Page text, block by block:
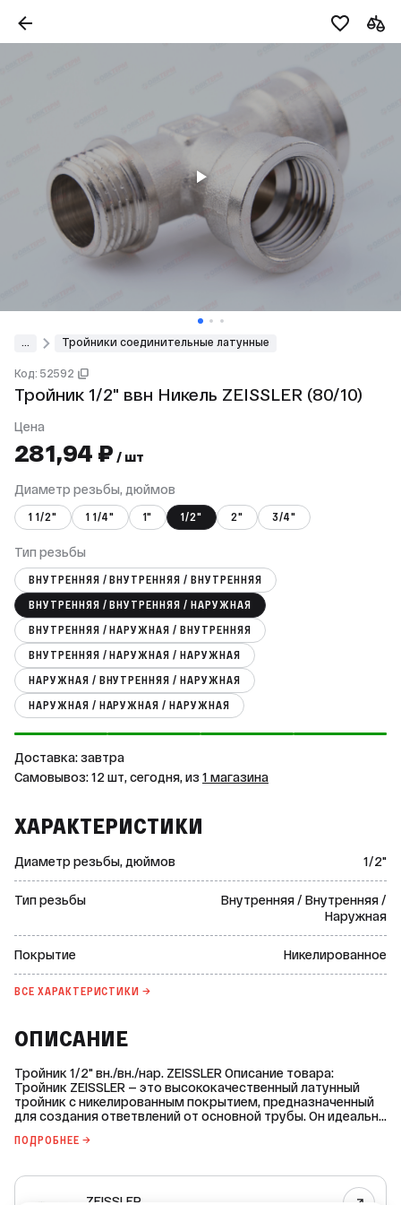
Тройники соединительные латунные
Код: 52592
Тройник 1/2" ввн Никель ZEISSLER (80/10)
Цена
281,94 ₽ / шт
Диаметр резьбы, дюймов
1 1/2" 1 1/4" 1" 1/2" 2" 3/4"
Тип резьбы
ВНУТРЕННЯЯ / ВНУТРЕННЯЯ / ВНУТРЕННЯЯ
ВНУТРЕННЯЯ / ВНУТРЕННЯЯ / НАРУЖНАЯ
ВНУТРЕННЯЯ / НАРУЖНАЯ / ВНУТРЕННЯЯ
ВНУТРЕННЯЯ / НАРУЖНАЯ / НАРУЖНАЯ
НАРУЖНАЯ / ВНУТРЕННЯЯ / НАРУЖНАЯ
НАРУЖНАЯ / НАРУЖНАЯ / НАРУЖНАЯ
Доставка: завтра
Самовывоз: 12 шт, сегодня, из 1 магазина
ХАРАКТЕРИСТИКИ
Диаметр резьбы, дюймов 1/2"
Тип резьбы
Внутренняя / Внутренняя /
Наружная
Покрытие Никелированное
ВСЕ ХАРАКТЕРИСТИКИ →
ОПИСАНИЕ
Тройник 1/2" вн./вн./нар. ZEISSLER Описание товара:
Тройник ZEISSLER — это высококачественный латунный
тройник с никелированным покрытием, предназначенный
для создания ответвлений от основной трубы. Он идеально
Характеристики: * Тип резьбы: внутренняя/внутренняя/
CW617N. * Покрытие: никелированное. * Рабочее давление:
до 40 бар. * Максимальная рабочая температура: до +120
ПОДРОБНЕЕ →
ZEISSLER